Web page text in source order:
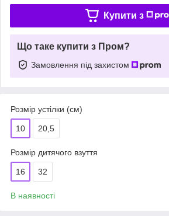
Купити з
Що таке купити з Пром?
Замовлення під захистом
Розмір устілки (см)
10 20,5
Розмір дитячого взуття
16 32
В наявності